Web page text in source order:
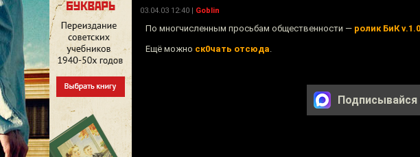
03.04.03 12:40 | Goblin
По многчисленным просьбам общественности — ролик БиК v.1.0
Ещё можно ск0чать отсюда.
Подписывайся